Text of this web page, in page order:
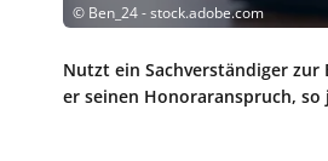
© Ben_24 - stock.adobe.com
Nutzt ein Sachverständiger
er seinen Honoraranspruch,